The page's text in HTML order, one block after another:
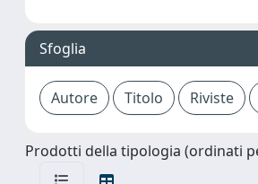
Sfoglia
Prodotti della tipologia (ordinati